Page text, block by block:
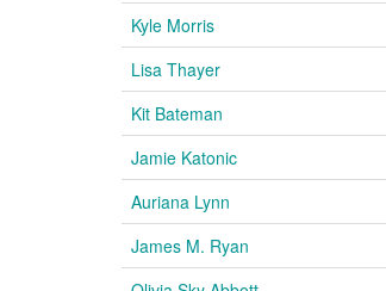
Kyle Morris
Lisa Thayer
Kit Bateman
Jamie Katonic
Auriana Lynn
James M. Ryan